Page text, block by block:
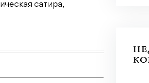
сатира,